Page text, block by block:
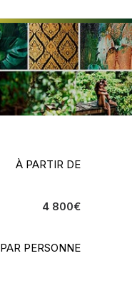
À PARTIR DE
4 800€
PAR PERSONNE